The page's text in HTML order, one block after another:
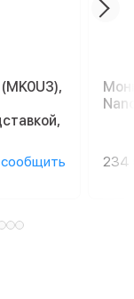
сообщить 234